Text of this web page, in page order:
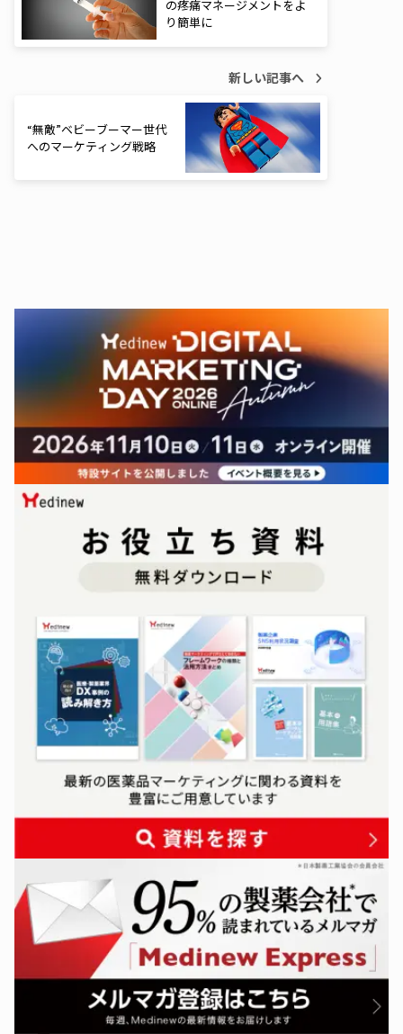
の疼痛マネージメントをよ
り簡単に
新しい記事へ
“無敵”ベビーブーマー世代
へのマーケティング戦略